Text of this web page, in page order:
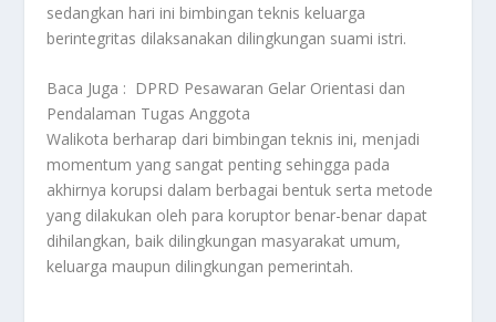
sedangkan hari ini bimbingan teknis keluarga
berintegritas dilaksanakan dilingkungan suami istri.
Baca Juga : DPRD Pesawaran Gelar Orientasi dan
Pendalaman Tugas Anggota
Walikota berharap dari bimbingan teknis ini, menjadi
momentum yang sangat penting sehingga pada
akhirnya korupsi dalam berbagai bentuk serta metode
yang dilakukan oleh para koruptor benar-benar dapat
dihilangkan, baik dilingkungan masyarakat umum,
keluarga maupun dilingkungan pemerintah.